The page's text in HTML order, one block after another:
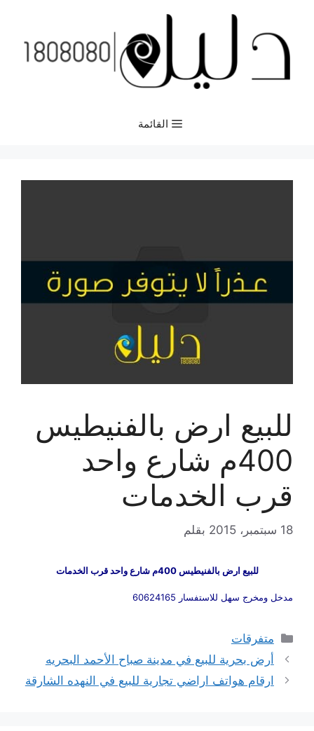
المحتوى
القائمة
للبيع ارض بالفنيطيس
400م شارع واحد
قرب الخدمات
18 سبتمبر، 2015 بقلم
للبيع ارض بالفنيطيس 400م شارع واحد قرب الخدمات
مدخل ومخرج سهل للاستفسار 60624165
التصنيفات
متفرقات
أرض بحرية للبيع في مدينة صباح الأحمد البحريه
ارقام هواتف اراضي تجارية للبيع في النهده الشارقة